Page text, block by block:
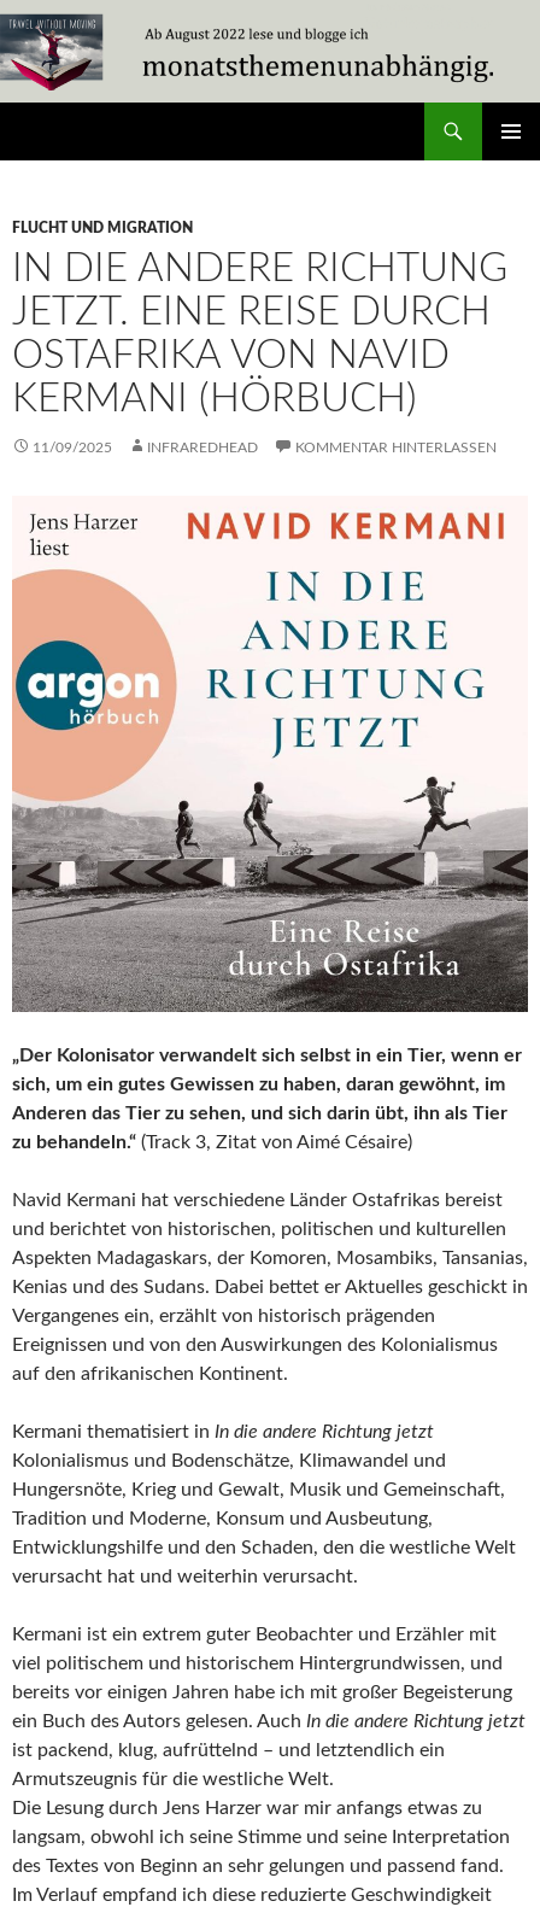
Zum
Inhalt
springen
FLUCHT UND MIGRATION
IN DIE ANDERE RICHTUNG
JETZT. EINE REISE DURCH
OSTAFRIKA VON NAVID
KERMANI (HÖRBUCH)
11/09/2025 INFRAREDHEAD KOMMENTAR HINTERLASSEN
„Der Kolonisator verwandelt sich selbst in ein Tier, wenn er
sich, um ein gutes Gewissen zu haben, daran gewöhnt, im
Anderen das Tier zu sehen, und sich darin übt, ihn als Tier
zu behandeln.“ (Track 3, Zitat von Aimé Césaire)
Navid Kermani hat verschiedene Länder Ostafrikas bereist
und berichtet von historischen, politischen und kulturellen
Aspekten Madagaskars, der Komoren, Mosambiks, Tansanias,
Kenias und des Sudans. Dabei bettet er Aktuelles geschickt in
Vergangenes ein, erzählt von historisch prägenden
Ereignissen und von den Auswirkungen des Kolonialismus
auf den afrikanischen Kontinent.
Kermani thematisiert in In die andere Richtung jetzt
Kolonialismus und Bodenschätze, Klimawandel und
Hungersnöte, Krieg und Gewalt, Musik und Gemeinschaft,
Tradition und Moderne, Konsum und Ausbeutung,
Entwicklungshilfe und den Schaden, den die westliche Welt
verursacht hat und weiterhin verursacht.
Kermani ist ein extrem guter Beobachter und Erzähler mit
viel politischem und historischem Hintergrundwissen, und
bereits vor einigen Jahren habe ich mit großer Begeisterung
ein Buch des Autors gelesen. Auch In die andere Richtung jetzt
ist packend, klug, aufrüttelnd – und letztendlich ein
Armutszeugnis für die westliche Welt.
Die Lesung durch Jens Harzer war mir anfangs etwas zu
langsam, obwohl ich seine Stimme und seine Interpretation
des Textes von Beginn an sehr gelungen und passend fand.
Im Verlauf empfand ich diese reduzierte Geschwindigkeit